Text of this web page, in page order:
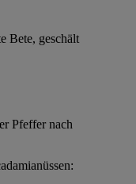
Bete, geschält
Pfeffer nach